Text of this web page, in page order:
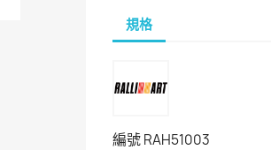
規格
編號RAH51003